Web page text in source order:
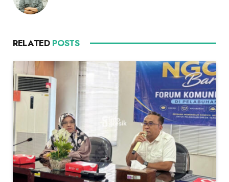
RELATED POSTS